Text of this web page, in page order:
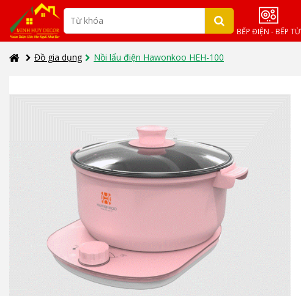
BẾP ĐIỆN - BẾP TỪ
Đồ gia dụng Nồi lẩu điện Hawonkoo HEH-100